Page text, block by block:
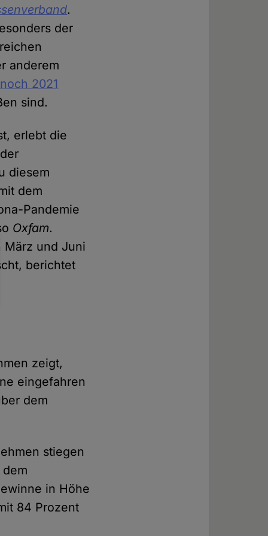
.
der
anderem
2021
sind.
erlebt die
diesem
dem
Pandemie
Oxfam.
März und Juni
berichtet
zeigt,
eingefahren
dem
stiegen
in Höhe
84 Prozent